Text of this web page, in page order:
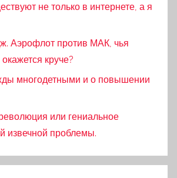
не только в интернете, а я
Аэрофлот против МАК, чья
круче?
многодетными и о повышении
или гениальное
извечной проблемы.